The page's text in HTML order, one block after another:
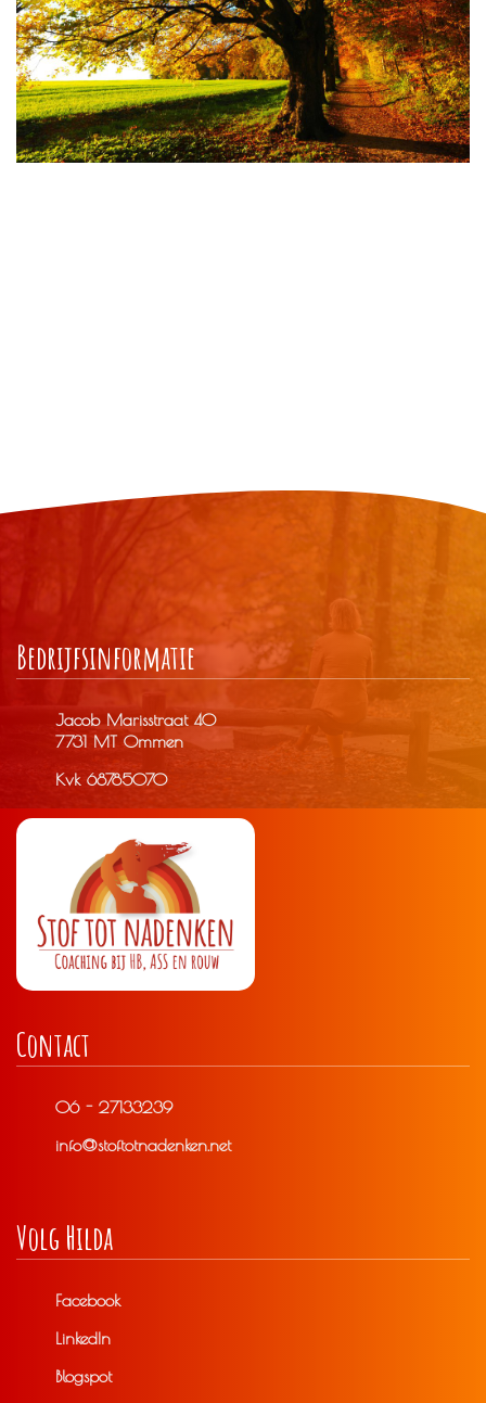
Bedrijfs­informatie
Jacob Marisstraat 40
7731 MT Ommen
Kvk 68785070
Contact
06 - 27133239
info@stoftotnadenken.net
Volg Hilda
Facebook
LinkedIn
Blogspot